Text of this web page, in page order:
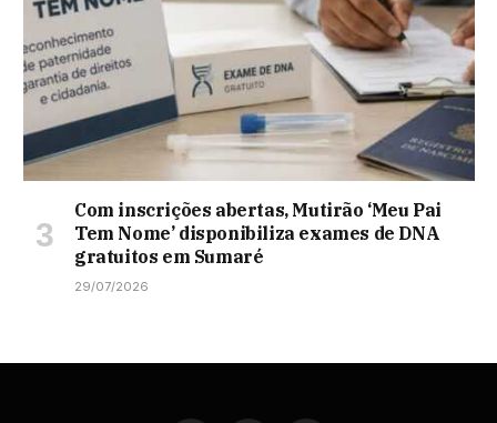
Com inscrições abertas, Mutirão ‘Meu Pai
Tem Nome’ disponibiliza exames de DNA
gratuitos em Sumaré
29/07/2026